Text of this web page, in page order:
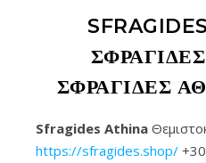
ΣΦΡΑΓΊΔΕΣ
Sfragides Athina
https://sfragides.shop/